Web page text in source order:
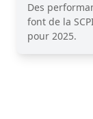
Des
font de la
pour 2025.